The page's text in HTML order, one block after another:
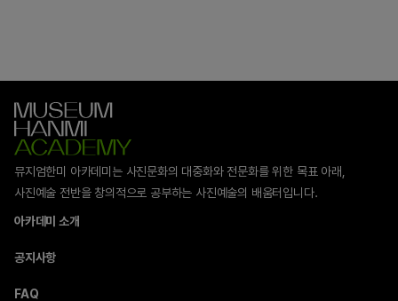
뮤지엄한미 아카데미는 사진문화의 대중화와 전문화를 위한 목표 아래,
사진예술 전반을 창의적으로 공부하는 사진예술의 배움터입니다.
아카데미 소개
공지사항
FAQ